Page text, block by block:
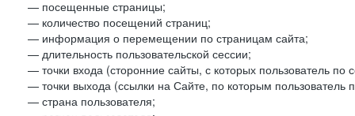
— посещенные страницы;
— количество посещений страниц;
— информация о перемещении по страницам сайта;
— длительность пользовательской сессии;
— точки входа (сторонние сайты, с которых пользователь по
— точки выхода (ссылки на Сайте, по которым пользователь
— страна пользователя;